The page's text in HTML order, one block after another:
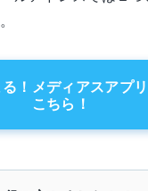
！メディアスアプ
こちら！